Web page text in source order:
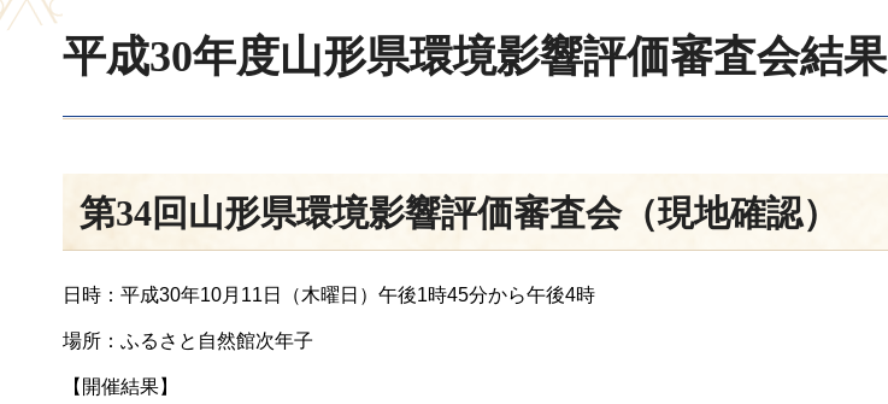
平成30年度山形県環境影響評価審査会結果
第34回山形県環境影響評価審査会（現地確認）
日時：平成30年10月11日（木曜日）午後1時45分から午後4時
場所：ふるさと自然館次年子
【開催結果】